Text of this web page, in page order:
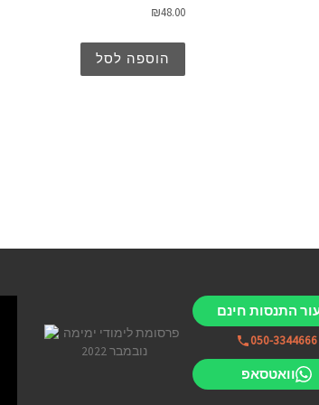
₪48.00
הוספה לסל
התנסות חינם
050-3344666
וואטסאפ